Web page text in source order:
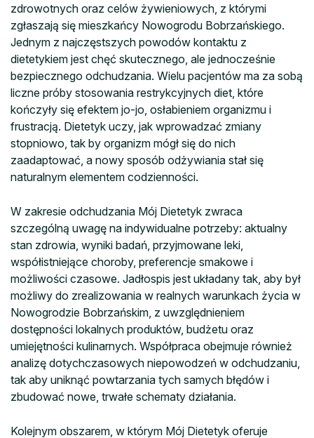
zdrowotnych oraz celów żywieniowych, z którymi
zgłaszają się mieszkańcy Nowogrodu Bobrzańskiego.
Jednym z najczęstszych powodów kontaktu z
dietetykiem jest chęć skutecznego, ale jednocześnie
bezpiecznego odchudzania. Wielu pacjentów ma za sobą
liczne próby stosowania restrykcyjnych diet, które
kończyły się efektem jo-jo, osłabieniem organizmu i
frustracją. Dietetyk uczy, jak wprowadzać zmiany
stopniowo, tak by organizm mógł się do nich
zaadaptować, a nowy sposób odżywiania stał się
naturalnym elementem codzienności.
W zakresie odchudzania Mój Dietetyk zwraca
szczególną uwagę na indywidualne potrzeby: aktualny
stan zdrowia, wyniki badań, przyjmowane leki,
współistniejące choroby, preferencje smakowe i
możliwości czasowe. Jadłospis jest układany tak, aby był
możliwy do zrealizowania w realnych warunkach życia w
Nowogrodzie Bobrzańskim, z uwzględnieniem
dostępności lokalnych produktów, budżetu oraz
umiejętności kulinarnych. Współpraca obejmuje również
analizę dotychczasowych niepowodzeń w odchudzaniu,
tak aby uniknąć powtarzania tych samych błędów i
zbudować nowe, trwałe schematy działania.
Kolejnym obszarem, w którym Mój Dietetyk oferuje